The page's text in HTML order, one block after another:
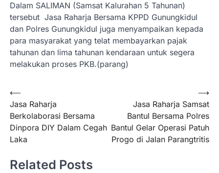
Dalam SALIMAN (Samsat Kalurahan 5 Tahunan)
tersebut Jasa Raharja Bersama KPPD Gunungkidul
dan Polres Gunungkidul juga menyampaikan kepada
para masyarakat yang telat membayarkan pajak
tahunan dan lima tahunan kendaraan untuk segera
melakukan proses PKB.(parang)
Navigasi
pos
⟵
Jasa Raharja
Berkolaborasi Bersama
Dinpora DIY Dalam Cegah
Laka
Jasa Raharja Samsat
Bantul Bersama Polres
Bantul Gelar Operasi Patuh
Progo di Jalan Parangtritis
⟶
Related Posts